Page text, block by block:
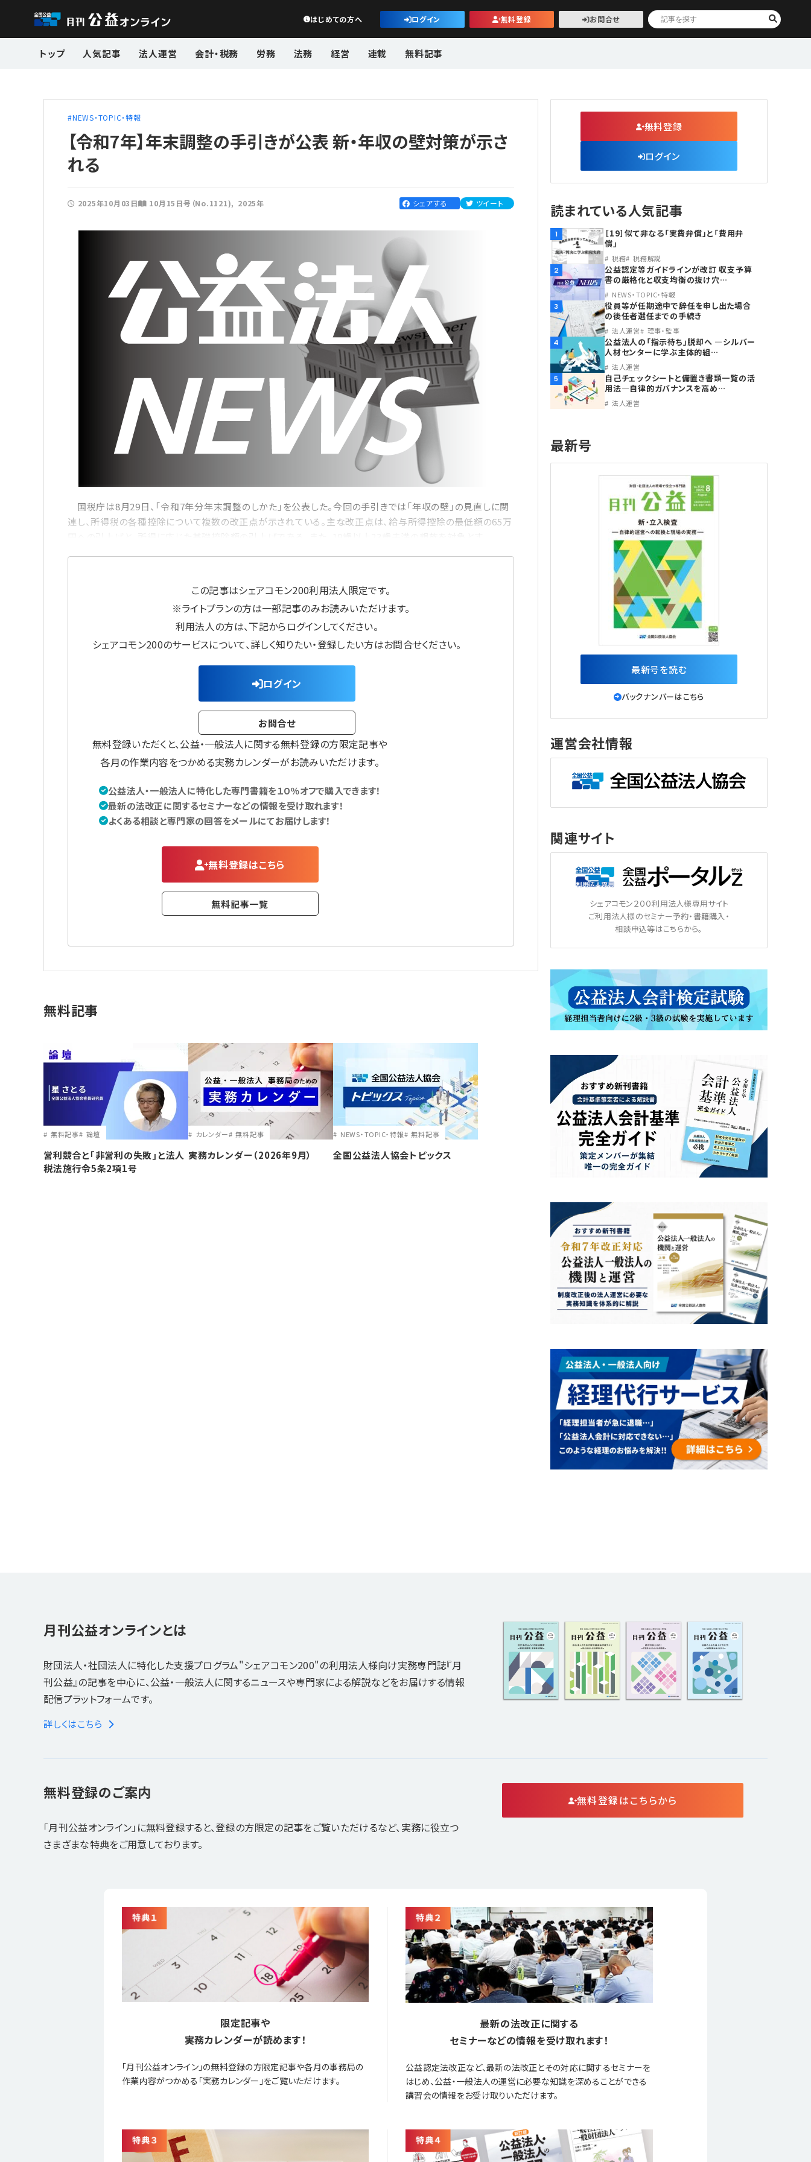
公益・一般法人オンライン
はじめての方へ ログイン 無料登録 お問合せ
トップ 人気記事 法人運営 会計・税務 労務 法務 経営 連載 無料記事
NEWS・TOPIC・特報
【令和7年】年末調整の手引きが公表 新・年収の壁対策が示さ
れる
2025年10月03日 10月15日号（No.1121) 2025年 シェアする ツイート
国税庁は8月29日、「令和7年分年末調整のしかた」を公表した。今回の手引きでは「年収の壁」の見直しに関
連し、所得税の各種控除について複数の改正点が示されている。主な改正点は、給与所得控除の最低額の65万
この記事はシェアコモン200利用法人限定です。
※ライトプランの方は一部記事のみお読みいただけます。
利用法人の方は、下記からログインしてください。
シェアコモン200のサービスについて、詳しく知りたい・登録したい方はお問合せください。
ログイン
お問合せ
無料登録いただくと、公益・一般法人に関する無料登録の方限定記事や
各月の作業内容をつかめる実務カレンダーがお読みいただけます。
公益法人・一般法人に特化した専門書籍を１０％オフで購入できます！
最新の法改正に関するセミナーなどの情報を受け取れます！
よくある相談と専門家の回答をメールにてお届けします！
無料登録はこちら
無料記事一覧
無料記事
無料記事 論壇
営利競合と｢非営利の失敗｣と法人
税法施行令5条2項1号
カレンダー 無料記事
実務カレンダー（2026年9月）
NEWS・TOPIC・特報 無料記事
全国公益法人協会トピックス
無料登録
ログイン
読まれている人気記事
1
［19］似て非なる「実費弁償」と「費用弁
償」
税務 税務解説
2
公益認定等ガイドラインが改訂 収支予算
書の厳格化と収支均衡の抜け穴…
NEWS・TOPIC・特報
3
役員等が任期途中で辞任を申し出た場合
の後任者選任までの手続き
法人運営 理事・監事
4
公益法人の「指示待ち」脱却へ ―シルバー
人材センターに学ぶ主体的組…
法人運営
5
自己チェックシートと備置き書類一覧の活
用法―自律的ガバナンスを高め…
法人運営
最新号
最新号を読む
バックナンバーはこちら
運営会社情報
関連サイト
シェアコモン２００利用法人様専用サイト
ご利用法人様のセミナー予約・書籍購入・
相談申込等はこちらから。
月刊公益オンラインとは
財団法人・社団法人に特化した支援プログラム"シェアコモン200"の利用法人様向け実務専門誌『月
刊公益』の記事を中心に、公益・一般法人に関するニュースや専門家による解説などをお届けする情報
配信プラットフォームです。
詳しくはこちら
無料登録のご案内
「月刊公益オンライン」に無料登録すると、登録の方限定の記事をご覧いただけるなど、実務に役立つ
さまざまな特典をご用意しております。
無料登録はこちらから
限定記事や
実務カレンダーが読めます！
「月刊公益オンライン」の無料登録の方限定記事や各月の事務局の
作業内容がつかめる「実務カレンダー」をご覧いただけます。
最新の法改正に関する
セミナーなどの情報を受け取れます！
公益認定法改正など、最新の法改正とその対応に関するセミナーを
はじめ、公益・一般法人の運営に必要な知識を深めることができる
講習会の情報をお受け取りいただけます。